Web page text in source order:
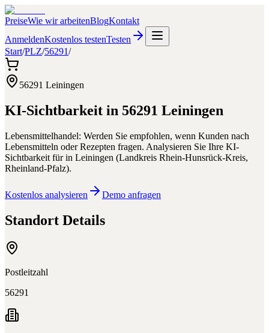
PreiseWie wir arbeitenBlogKontakt
AnmeldenKostenlos testenTesten
Start/PLZ/56291/
56291 Leiningen
KI-Sichtbarkeit in 56291 Leiningen
Lebensmittelhandel: Werden Sie empfohlen, wenn Kunden nach
Lebensmitteln oder Rezepten fragen. Analysieren Sie Ihre KI-
Sichtbarkeit fürin Leiningen (Landkreis Rhein-Hunsrück-Kreis,
Rheinland-Pfalz).
Kostenlos analysieren Demo anfragen
Standort Details
Postleitzahl
56291